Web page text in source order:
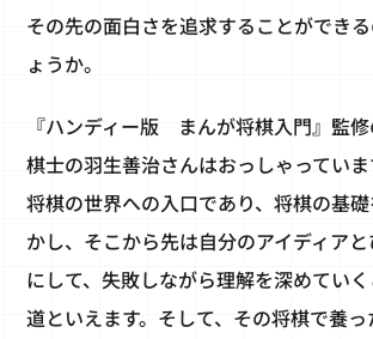
その先の面白さを追求することができ
ょうか。
『ハンディー版 まんが将棋入門』監修
棋士の羽生善治さんはおっしゃってい
将棋の世界への入口であり、将棋の基
かし、そこから先は自分のアイディア
にして、失敗しながら理解を深めてい
道といえます。そして、その将棋で養